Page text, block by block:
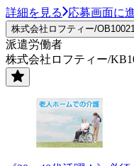
詳細を見る 応募画面に
株式会社ロフティー/
派遣労働者
株式会社ロフティー/